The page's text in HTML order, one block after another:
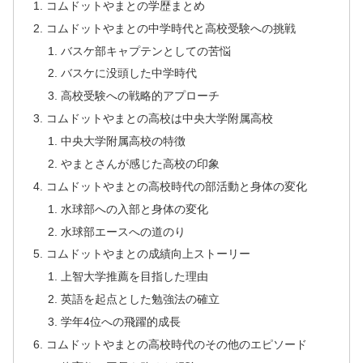
コムドットやまとの学歴まとめ
コムドットやまとの中学時代と高校受験への挑戦
バスケ部キャプテンとしての苦悩
バスケに没頭した中学時代
高校受験への戦略的アプローチ
コムドットやまとの高校は中央大学附属高校
中央大学附属高校の特徴
やまとさんが感じた高校の印象
コムドットやまとの高校時代の部活動と身体の変化
水球部への入部と身体の変化
水球部エースへの道のり
コムドットやまとの成績向上ストーリー
上智大学推薦を目指した理由
英語を起点とした勉強法の確立
学年4位への飛躍的成長
コムドットやまとの高校時代のその他のエピソード